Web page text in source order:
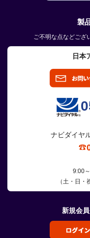
製
ご不明な点などござ
日本
ナビダイヤ
9:00
（土・日・
新規会